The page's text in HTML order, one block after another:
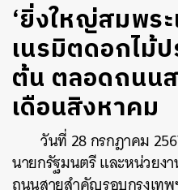
‘ยิ่งใหญ่สมพร
เนรมิตดอกไม้
ต้น ตลอดถนน
เดือนสิงหาคม
วันที่ 28 กรกฎาคม
นายกรัฐมนตรี และหน่วยง